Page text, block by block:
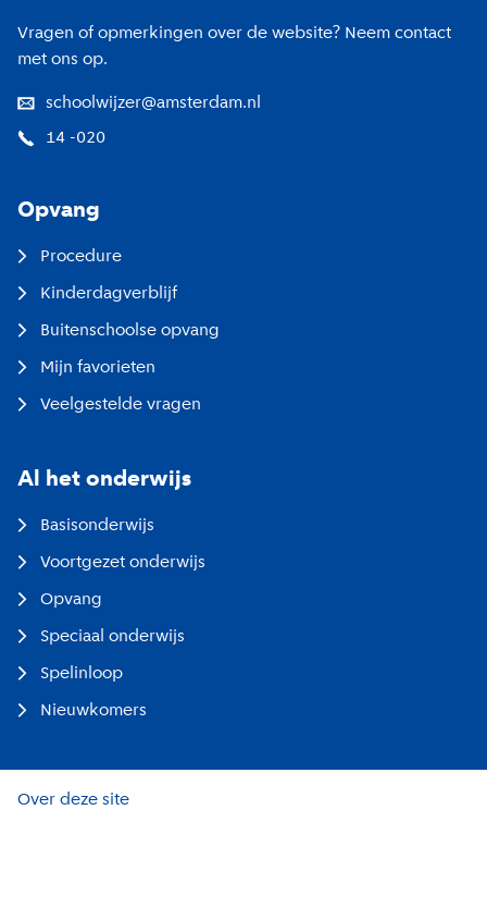
Vragen of opmerkingen over de website? Neem contact
met ons op.
schoolwijzer@amsterdam.nl
14 -020
Opvang
Procedure
Kinderdagverblijf
Buitenschoolse opvang
Mijn favorieten
Veelgestelde vragen
Al het onderwijs
Basisonderwijs
Voortgezet onderwijs
Opvang
Speciaal onderwijs
Spelinloop
Nieuwkomers
Over deze site